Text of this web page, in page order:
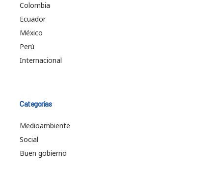
Colombia
Ecuador
México
Perú
Internacional
Categorías
Medioambiente
Social
Buen gobierno